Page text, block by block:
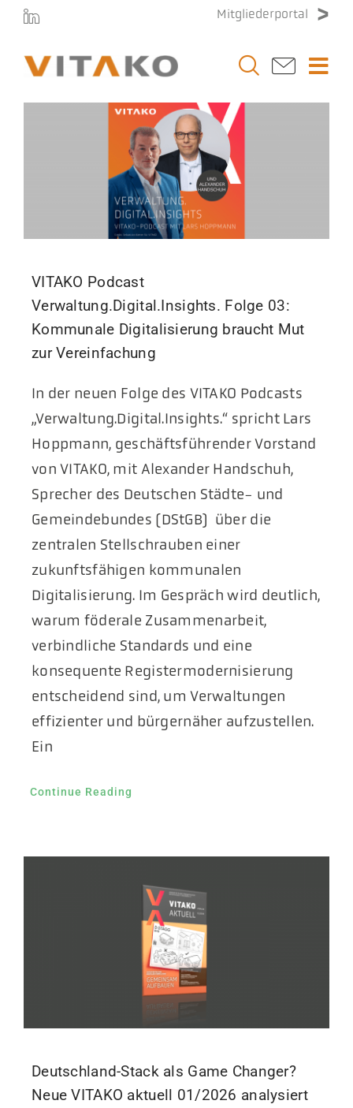
Zum
springen
Mitgliederportal
Stellenmarkt
Presse
Podcast
VITAKO Podcast
Verwaltung.Digital.Insights. Folge 03:
Kommunale Digitalisierung braucht Mut
zur Vereinfachung
In der neuen Folge des VITAKO Podcasts
„Verwaltung.Digital.Insights.“ spricht Lars
Hoppmann, geschäftsführender Vorstand
von VITAKO, mit Alexander Handschuh,
Sprecher des Deutschen Städte- und
Gemeindebundes (DStGB) über die
zentralen Stellschrauben einer
zukunftsfähigen kommunalen
Digitalisierung. Im Gespräch wird deutlich,
warum föderale Zusammenarbeit,
verbindliche Standards und eine
konsequente Registermodernisierung
entscheidend sind, um Verwaltungen
effizienter und bürgernäher aufzustellen.
Ein
Continue Reading
Deutschland-Stack als Game Changer?
Neue VITAKO aktuell 01/2026 analysiert